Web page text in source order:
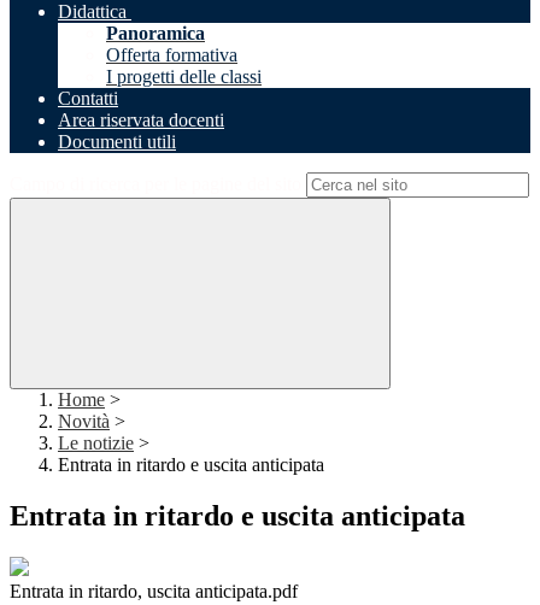
Didattica
Panoramica
Offerta formativa
I progetti delle classi
Contatti
Area riservata docenti
Documenti utili
Home >
Novità >
Le notizie >
Entrata in ritardo e uscita anticipata
Entrata in ritardo e uscita anticipata
Entrata in ritardo, uscita anticipata.pdf